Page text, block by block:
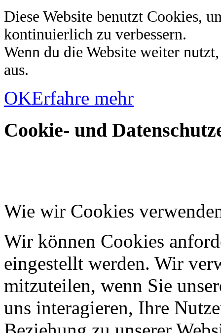
Diese Website benutzt Cookies,
kontinuierlich zu verbessern.
Wenn du die Website weiter
aus.
OKErfahre mehr
Cookie- und
Wie wir Cookies
Wir können Cookies
eingestellt werden. Wir
mitzuteilen, wenn Sie
uns interagieren, Ihre